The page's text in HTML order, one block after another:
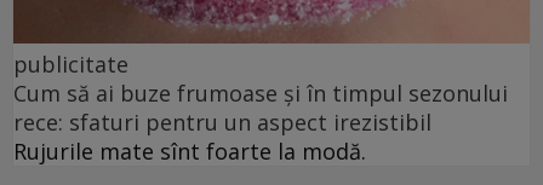
publicitate
Cum să ai buze frumoase şi în timpul sezonului
rece: sfaturi pentru un aspect irezistibil
Rujurile mate sînt foarte la modă.